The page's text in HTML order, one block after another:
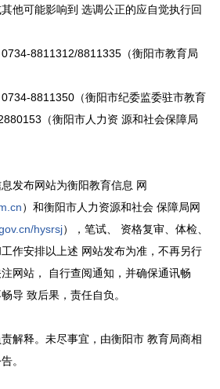
他可能影响到 选调公正的应自觉执行回
8811312/8811335（衡阳市教育局
8811350（衡阳市纪委监委驻市教育
（衡阳市人力资 源和社会保障局
发布网站为衡阳教育信息 网
）和衡阳市人力资源和社会 保障局网
hysrsj），笔试、 资格复审、体检、
作安排以上述 网站发布为准，不再另行
网站， 自行查阅通知，并确保通讯畅
导 致后果，责任自负。
解释。未尽事宜，由衡阳市 教育局商相
。